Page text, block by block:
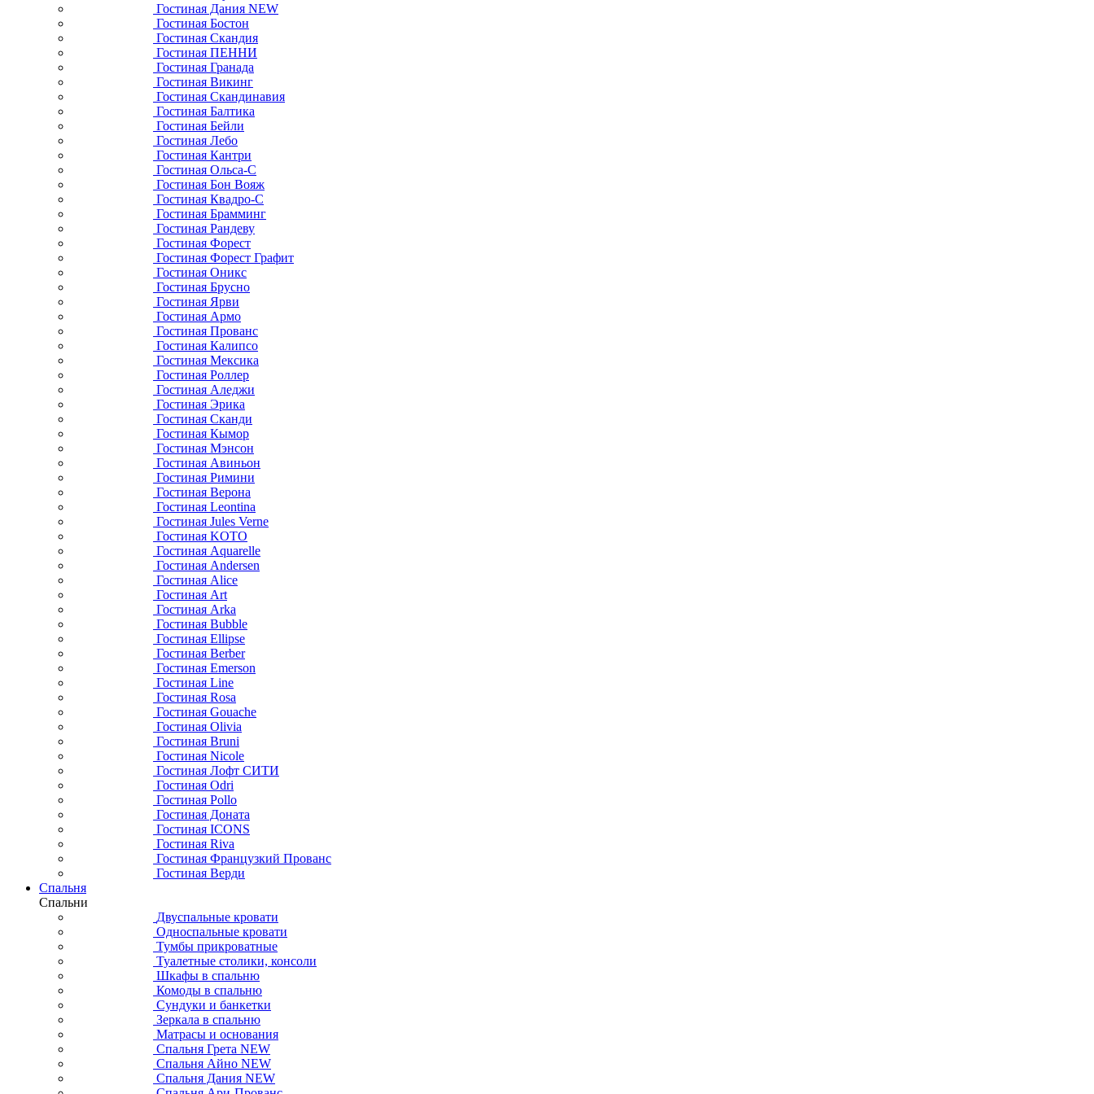
Гостиная Дания NEW
Гостиная Бостон
Гостиная Скандия
Гостиная ПЕННИ
Гостиная Гранада
Гостиная Викинг
Гостиная Скандинавия
Гостиная Балтика
Гостиная Бейли
Гостиная Лебо
Гостиная Кантри
Гостиная Ольса-С
Гостиная Бон Вояж
Гостиная Квадро-С
Гостиная Брамминг
Гостиная Рандеву
Гостиная Форест
Гостиная Форест Графит
Гостиная Оникс
Гостиная Брусно
Гостиная Ярви
Гостиная Армо
Гостиная Прованс
Гостиная Калипсо
Гостиная Мексика
Гостиная Роллер
Гостиная Аледжи
Гостиная Эрика
Гостиная Сканди
Гостиная Кымор
Гостиная Мэнсон
Гостиная Авиньон
Гостиная Римини
Гостиная Верона
Гостиная Leontina
Гостиная Jules Verne
Гостиная KOTO
Гостиная Aquarelle
Гостиная Andersen
Гостиная Alice
Гостиная Art
Гостиная Arka
Гостиная Bubble
Гостиная Ellipse
Гостиная Berber
Гостиная Emerson
Гостиная Line
Гостиная Rosa
Гостиная Gouache
Гостиная Olivia
Гостиная Bruni
Гостиная Nicole
Гостиная Лофт СИТИ
Гостиная Odri
Гостиная Pollo
Гостиная Доната
Гостиная ICONS
Гостиная Riva
Гостиная Французкий Прованс
Гостиная Верди
Спальня
Спальни
Двуспальные кровати
Односпальные кровати
Тумбы прикроватные
Туалетные столики, консоли
Шкафы в спальню
Комоды в спальню
Сундуки и банкетки
Зеркала в спальню
Матрасы и основания
Спальня Грета NEW
Спальня Айно NEW
Спальня Дания NEW